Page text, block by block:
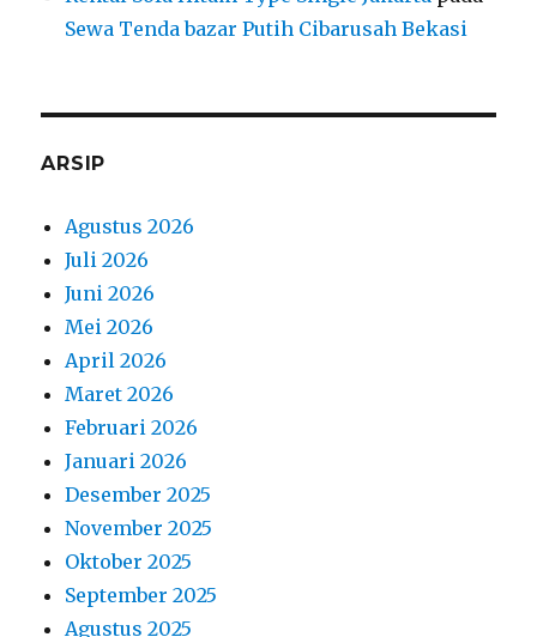
Juni 2026
Maret 2026
Februari 2026
Januari 2026
Desember 2025
November 2025
Oktober 2025
September 2025
Agustus 2025
Juli 2025
Juni 2025
Mei 2025
April 2025
Maret 2025